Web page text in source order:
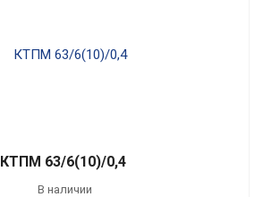
КТПМ 63/6(10)/0,4
В наличии